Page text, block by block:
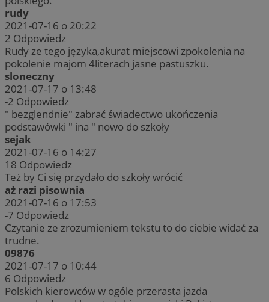
rudy
2021-07-16 o 20:22
2 Odpowiedz
Rudy ze tego języka,akurat miejscowi zpokolenia na
pokolenie majom 4literach jasne pastuszku.
sloneczny
2021-07-17 o 13:48
-2 Odpowiedz
" bezglendnie" zabrać świadectwo ukończenia
podstawówki " ina " nowo do szkoły
sejak
2021-07-16 o 14:27
18 Odpowiedz
Też by Ci się przydało do szkoły wrócić
aż razi pisownia
2021-07-16 o 17:53
-7 Odpowiedz
Czytanie ze zrozumieniem tekstu to do ciebie widać za
trudne.
09876
2021-07-17 o 10:44
6 Odpowiedz
Polskich kierowców w ogóle przerasta jazda